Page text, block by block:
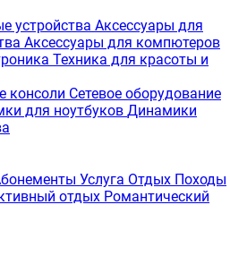
устройства Аксессуары для
Аксессуары для компютеров
Техника для красоты и
консоли Сетевое оборудование
для ноутбуков Динамики
Услуга Отдых Походы
отдых Романтический